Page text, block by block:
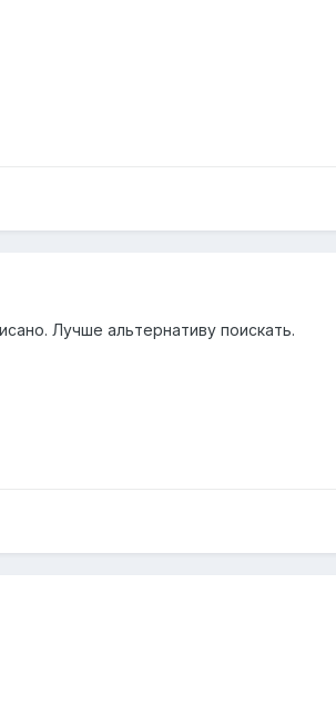
Лучше альтернативу поискать.